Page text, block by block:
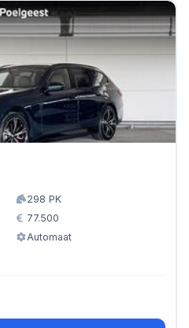
298 PK
77.500
Automaat